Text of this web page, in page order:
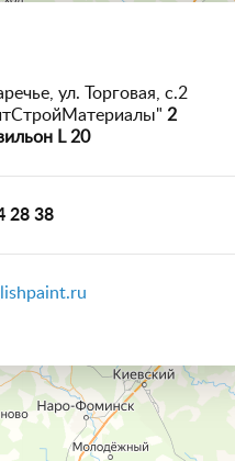
ул. Торговая, с.2
2
L 20
28 38